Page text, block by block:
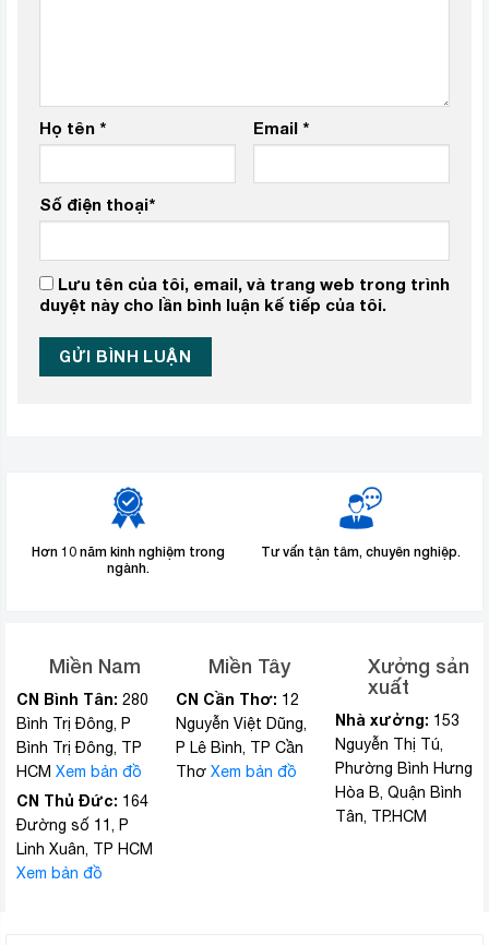
Họ tên * Email *
Số điện thoại*
Lưu tên của tôi, email, và trang web trong trình
duyệt này cho lần bình luận kế tiếp của tôi.
Hơn 10 năm kinh nghiệm trong
ngành.
Tư vấn tận tâm, chuyên nghiệp.
Miền Nam
CN Bình Tân: 280
Bình Trị Đông, P
Bình Trị Đông, TP
HCM Xem bản đồ
CN Thủ Đức: 164
Đường số 11, P
Linh Xuân, TP HCM
Xem bản đồ
Miền Tây
CN Cần Thơ: 12
Nguyễn Việt Dũng,
P Lê Bình, TP Cần
Thơ Xem bản đồ
Xưởng sản
xuất
Nhà xưởng: 153
Nguyễn Thị Tú,
Phường Bình Hưng
Hòa B, Quận Bình
Tân, TP.HCM